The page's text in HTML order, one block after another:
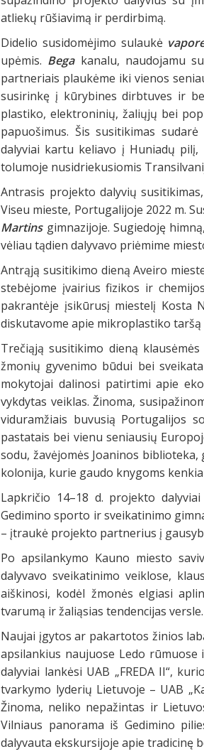
atliekų rūšiavimą ir perdirbimą.
Didelio susidomėjimo sulaukė
upėmis. Begakanalu, naudojamu
partneriais plaukėme iki vienos
susirinkę į kūrybines dirbtuves ir
plastiko, elektroninių, žaliųjų bei
papuošimus. Šis susitikimas
dalyviai kartu keliavo į Huniadų
tolumoje nusidriekusiomis
Antrasis projekto dalyvių
Viseu mieste, Portugalijoje 2022 m.
Martinsgimnazijoje. Sugiedoję
vėliau tądien dalyvavo priėmime
Antrąją susitikimo dieną Aveiro
stebėjome įvairius fizikos ir
pakrantėje įsikūrusį miestelį Kosta
diskutavome apie mikroplastiko taršą
Trečiąją susitikimo dieną
žmonių gyvenimo būdui bei
mokytojai dalinosi patirtimi apie
vykdytas veiklas. Žinoma,
viduramžiais buvusią Portugalijos
pastatais bei vienu seniausių
sodu, žavėjomės Joaninos
kolonija, kurie gaudo knygoms
Lapkričio 14–18 d. projekto
Gedimino sporto ir sveikatinimo
– įtraukė projekto partnerius į
Po apsilankymo Kauno miesto
dalyvavo sveikatinimo veiklose,
aiškinosi, kodėl žmonės elgiasi
tvarumą ir žaliąsias tendencijas versle.
Naujai įgytos ar pakartotos žinios
apsilankius naujuose Ledo
dalyviai lankėsi UAB „FREDA II“,
tvarkymo lyderių Lietuvoje – UAB
Žinoma, neliko nepažintas ir
Vilniaus panorama iš Gedimino
dalyvauta ekskursijoje apie tradicinę